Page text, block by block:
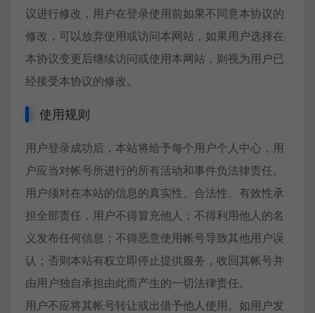
议进行修改，用户在登录使用前如果不同意本协议的
修改，可以放弃使用或访问本网站，如果用户选择在
本协议变更后继续访问或使用本网站，则视为用户已
经接受本协议的修改。
使用规则
用户登录成功后，本站将给予每个用户个人中心，用
户应当对帐号所进行的所有活动和事件负法律责任。
用户须对在本站的信息的真实性、合法性、有效性承
担全部责任，用户不得冒充他人；不得利用他人的名
义发布任何信息；不得恶意使用帐号导致其他用户误
认；否则本站有权立即停止提供服务，收回其帐号并
由用户独自承担由此而产生的一切法律责任。
用户不应将其帐号转让或出借予他人使用。如用户发